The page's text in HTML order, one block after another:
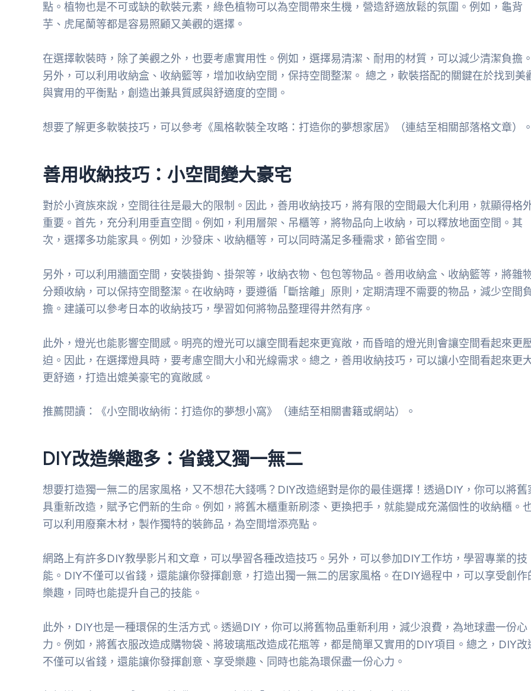
點。植物也是不可或缺的軟裝元素，綠色植物可以為空間帶來生機，營造舒適放鬆的氛圍。例如，龜背
芋、虎尾蘭等都是容易照顧又美觀的選擇。
在選擇軟裝時，除了美觀之外，也要考慮實用性。例如，選擇易清潔、耐用的材質，可以減少清潔負擔。
另外，可以利用收納盒、收納籃等，增加收納空間，保持空間整潔。 總之，軟裝搭配的關鍵在於找到美
與實用的平衡點，創造出兼具質感與舒適度的空間。
想要了解更多軟裝技巧，可以參考《風格軟裝全攻略：打造你的夢想家居》（連結至相關部落格文章）。
善用收納技巧：小空間變大豪宅
對於小資族來說，空間往往是最大的限制。因此，善用收納技巧，將有限的空間最大化利用，就顯得格
重要。首先，充分利用垂直空間。例如，利用層架、吊櫃等，將物品向上收納，可以釋放地面空間。其
次，選擇多功能家具。例如，沙發床、收納櫃等，可以同時滿足多種需求，節省空間。
另外，可以利用牆面空間，安裝掛鉤、掛架等，收納衣物、包包等物品。善用收納盒、收納籃等，將雜
分類收納，可以保持空間整潔。在收納時，要遵循「斷捨離」原則，定期清理不需要的物品，減少空間負
擔。建議可以參考日本的收納技巧，學習如何將物品整理得井然有序。
此外，燈光也能影響空間感。明亮的燈光可以讓空間看起來更寬敞，而昏暗的燈光則會讓空間看起來更
迫。因此，在選擇燈具時，要考慮空間大小和光線需求。總之，善用收納技巧，可以讓小空間看起來更
更舒適，打造出媲美豪宅的寬敞感。
推薦閱讀：《小空間收納術：打造你的夢想小窩》（連結至相關書籍或網站）。
DIY改造樂趣多：省錢又獨一無二
想要打造獨一無二的居家風格，又不想花大錢嗎？DIY改造絕對是你的最佳選擇！透過DIY，你可以將舊
具重新改造，賦予它們新的生命。例如，將舊木櫃重新刷漆、更換把手，就能變成充滿個性的收納櫃。
可以利用廢棄木材，製作獨特的裝飾品，為空間增添亮點。
網路上有許多DIY教學影片和文章，可以學習各種改造技巧。另外，可以參加DIY工作坊，學習專業的技
能。DIY不僅可以省錢，還能讓你發揮創意，打造出獨一無二的居家風格。在DIY過程中，可以享受創作
樂趣，同時也能提升自己的技能。
此外，DIY也是一種環保的生活方式。透過DIY，你可以將舊物品重新利用，減少浪費，為地球盡一份心
力。例如，將舊衣服改造成購物袋、將玻璃瓶改造成花瓶等，都是簡單又實用的DIY項目。總之，DIY改
不僅可以省錢，還能讓你發揮創意、享受樂趣、同時也能為環保盡一份心力。